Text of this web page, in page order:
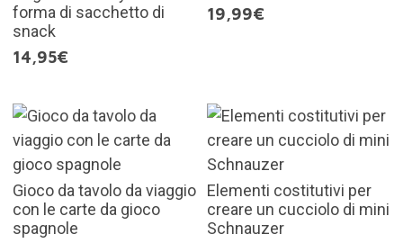
forma di sacchetto di
snack
14,95€
19,99€
Gioco da tavolo da viaggio
con le carte da gioco
spagnole
Elementi costitutivi per
creare un cucciolo di mini
Schnauzer